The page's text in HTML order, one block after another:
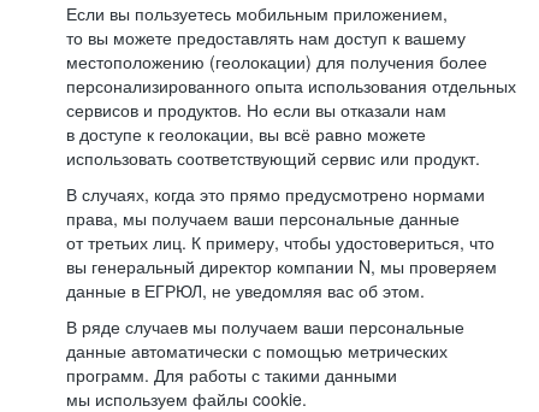
Если вы пользуетесь мобильным приложением,
то вы можете предоставлять нам доступ к вашему
местоположению (геолокации) для получения более
персонализированного опыта использования отдельных
сервисов и продуктов. Но если вы отказали нам
в доступе к геолокации, вы всё равно можете
использовать соответствующий сервис или продукт.
В случаях, когда это прямо предусмотрено нормами
права, мы получаем ваши персональные данные
от третьих лиц. К примеру, чтобы удостовериться, что
вы генеральный директор компании N, мы проверяем
данные в ЕГРЮЛ, не уведомляя вас об этом.
В ряде случаев мы получаем ваши персональные
данные автоматически с помощью метрических
программ. Для работы с такими данными
мы используем файлы cookie.